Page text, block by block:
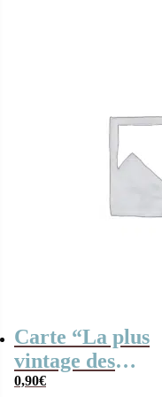
Carte “La plus
vintage des
mamies”
0,90€